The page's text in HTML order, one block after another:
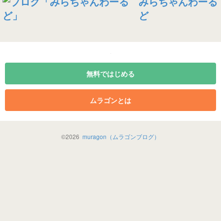
ど
無料ではじめる
ムラゴンとは
©2026 muragon（ムラゴンブログ）